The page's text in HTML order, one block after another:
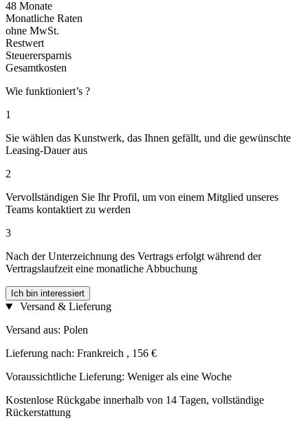
48 Monate
Monatliche Raten
ohne MwSt.
Restwert
Steuerersparnis
Gesamtkosten
Wie funktioniert’s ?
1
Sie wählen das Kunstwerk, das Ihnen gefällt, und die gewünschte
Leasing-Dauer aus
2
Vervollständigen Sie Ihr Profil, um von einem Mitglied unseres
Teams kontaktiert zu werden
3
Nach der Unterzeichnung des Vertrags erfolgt während der
Vertragslaufzeit eine monatliche Abbuchung
Ich bin interessiert
Versand & Lieferung
Versand aus: Polen
Lieferung nach: Frankreich , 156 €
Voraussichtliche Lieferung: Weniger als eine Woche
Kostenlose Rückgabe innerhalb von 14 Tagen, vollständige
Rückerstattung